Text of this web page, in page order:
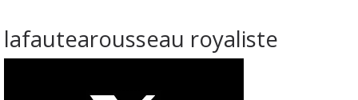
lafautearousseau royaliste